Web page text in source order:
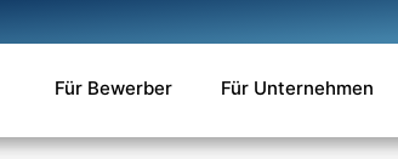
Für Bewerber Für Unternehmen